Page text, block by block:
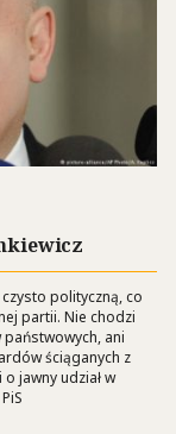
czysto polityczną, co
partii. Nie chodzi
ani
ściąganych z
jawny udział w